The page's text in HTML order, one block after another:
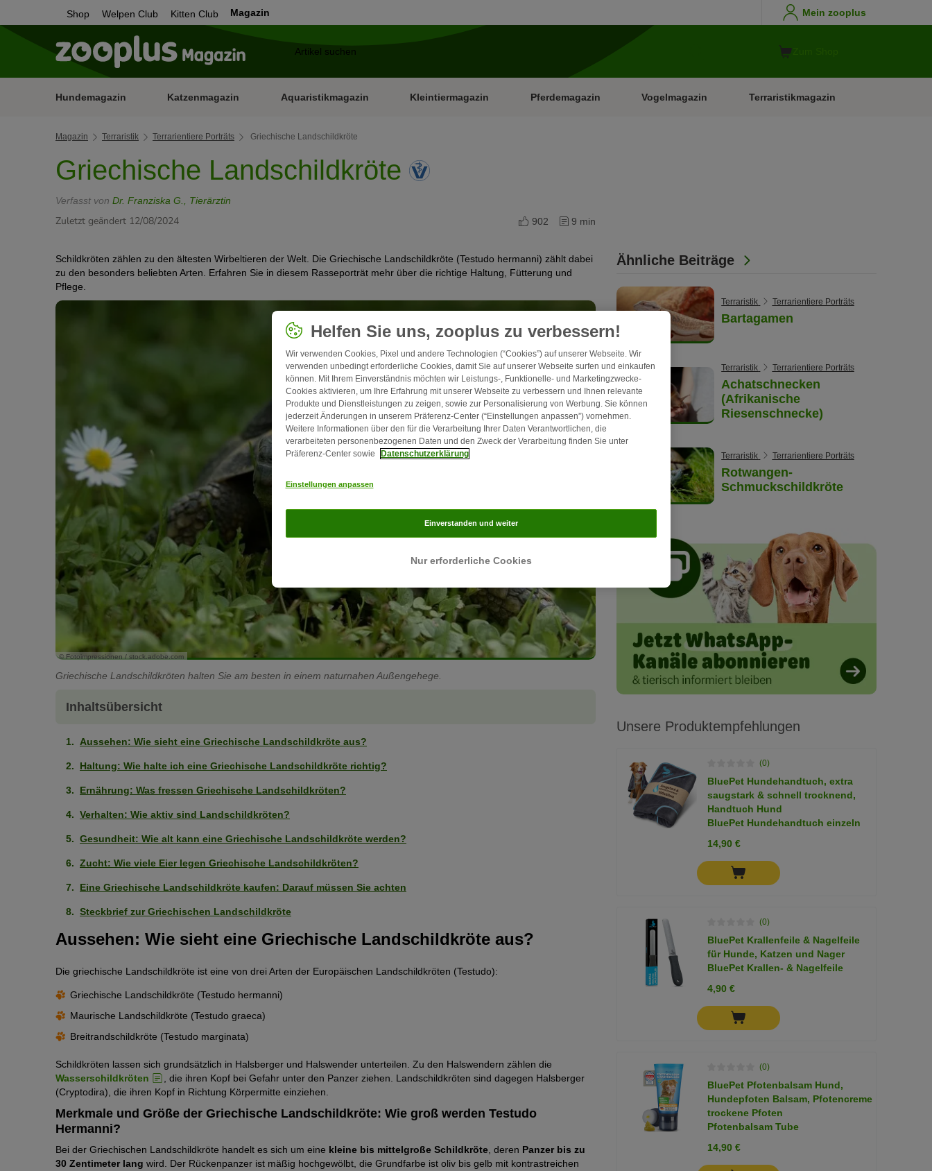
Shop Welpen Club Kitten Club Magazin Mein zooplus
Hundemagazin Katzenmagazin Aquaristikmagazin Kleintiermagazin Pferdemagazin Vogelmagazin Terraristikmagazin
Magazin Terraristik Terrarientiere Porträts Griechische Landschildkröte
Griechische Landschildkröte
Verfasst von Dr. Franziska G., Tierärztin
Zuletzt geändert 12/08/2024 902 9 min
Schildkröten zählen zu den ältesten Wirbeltieren der Welt. Die Griechische Landschildkröte (Testudo hermanni) zählt dabei
zu den besonders beliebten Arten. Erfahren Sie in diesem Rasseporträt mehr über die richtige Haltung, Fütterung und
Pflege.
© Fotoimpressionen / stock.adobe.com
Griechische Landschildkröten halten Sie am besten in einem naturnahen Außengehege.
Inhaltsübersicht
Aussehen: Wie sieht eine Griechische Landschildkröte aus?
Haltung: Wie halte ich eine Griechische Landschildkröte richtig?
Ernährung: Was fressen Griechische Landschildkröten?
Verhalten: Wie aktiv sind Landschildkröten?
Gesundheit: Wie alt kann eine Griechische Landschildkröte werden?
Zucht: Wie viele Eier legen Griechische Landschildkröten?
Eine Griechische Landschildkröte kaufen: Darauf müssen Sie achten
Steckbrief zur Griechischen Landschildkröte
Aussehen: Wie sieht eine Griechische Landschildkröte aus?
Die griechische Landschildkröte ist eine von drei Arten der Europäischen Landschildkröten (Testudo):
Griechische Landschildkröte (Testudo hermanni)
Maurische Landschildkröte (Testudo graeca)
Breitrandschildkröte (Testudo marginata)
Schildkröten lassen sich grundsätzlich in Halsberger und Halswender unterteilen. Zu den Halswendern zählen die
Wasserschildkröten
, die ihren Kopf bei Gefahr unter den Panzer ziehen. Landschildkröten sind dagegen Halsberger
(Cryptodira), die ihren Kopf in Richtung Körpermitte einziehen.
Merkmale und Größe der Griechische Landschildkröte: Wie groß werden Testudo
Hermanni?
Bei der Griechischen Landschildkröte handelt es sich um eine kleine bis mittelgroße Schildkröte , deren Panzer bis zu
30 Zentimeter lang wird. Der Rückenpanzer ist mäßig hochgewölbt, die Grundfarbe ist oliv bis gelb mit kontrastreichen
Ähnliche Beiträge
Terraristik Terrarientiere Porträts
Bartagamen
Terraristik Terrarientiere Porträts
Achatschnecken
(Afrikanische
Riesenschnecke)
Terraristik Terrarientiere Porträts
Rotwangen-
Schmuckschildkröte
Unsere Produktempfehlungen
(0)
BluePet Hundehandtuch, extra
saugstark & schnell trocknend,
Handtuch Hund
BluePet Hundehandtuch einzeln
14,90 €
(0)
BluePet Krallenfeile & Nagelfeile
für Hunde, Katzen und Nager
BluePet Krallen- & Nagelfeile
4,90 €
(0)
BluePet Pfotenbalsam Hund,
Hundepfoten Balsam, Pfotencreme
trockene Pfoten
Pfotenbalsam Tube
14,90 €
Helfen Sie uns, zooplus zu verbessern!
Wir verwenden Cookies, Pixel und andere Technologien (“Cookies”) auf unserer Webseite. Wir
verwenden unbedingt erforderliche Cookies, damit Sie auf unserer Webseite surfen und einkaufen
können. Mit Ihrem Einverständnis möchten wir Leistungs-, Funktionelle- und Marketingzwecke-
Cookies aktivieren, um Ihre Erfahrung mit unserer Webseite zu verbessern und Ihnen relevante
Produkte und Dienstleistungen zu zeigen, sowie zur Personalisierung von Werbung. Sie können
jederzeit Änderungen in unserem Präferenz-Center (“Einstellungen anpassen”) vornehmen.
Weitere Informationen über den für die Verarbeitung Ihrer Daten Verantwortlichen, die
verarbeiteten personenbezogenen Daten und den Zweck der Verarbeitung finden Sie unter
Präferenz-Center sowie
Datenschutzerklärung
Einstellungen anpassen
Nur erforderliche Cookies
Einverstanden und weiter